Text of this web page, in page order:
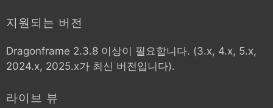
지원되는 버전
Dragonframe 2.3.8 이상이 필요합니다. (3.x, 4.x, 5.x,
2024.x, 2025.x가 최신 버전입니다).
라이브 뷰